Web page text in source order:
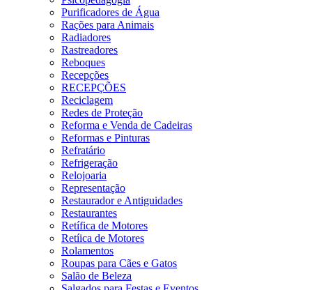
Purificadores de Água
Rações para Animais
Radiadores
Rastreadores
Reboques
Recepções
RECEPÇÕES
Reciclagem
Redes de Proteção
Reforma e Venda de Cadeiras
Reformas e Pinturas
Refratário
Refrigeração
Relojoaria
Representação
Restaurador e Antiguidades
Restaurantes
Retífica de Motores
Retíica de Motores
Rolamentos
Roupas para Cães e Gatos
Salão de Beleza